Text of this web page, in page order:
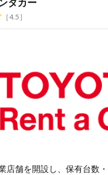
4.5
店舗を開設し、保有台数